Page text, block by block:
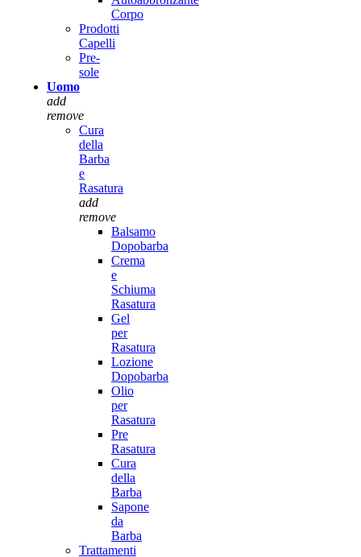
Corpo
Prodotti
Capelli
Pre-
sole
Uomo
add
remove
Cura
della
Barba
e
Rasatura
add
remove
Balsamo
Dopobarba
Crema
e
Schiuma
Rasatura
Gel
per
Rasatura
Lozione
Dopobarba
Olio
per
Rasatura
Pre
Rasatura
Cura
della
Barba
Sapone
da
Barba
Trattamenti